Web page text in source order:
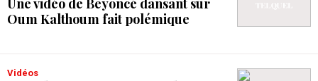
Une vidéo de Beyoncé dansant sur
Oum Kalthoum fait polémique
Vidéos